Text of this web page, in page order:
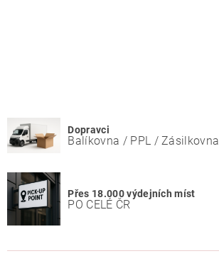
Dopravci
Balíkovna / PPL / Zásilkovna
Přes 18.000 výdejních míst
PO CELÉ ČR